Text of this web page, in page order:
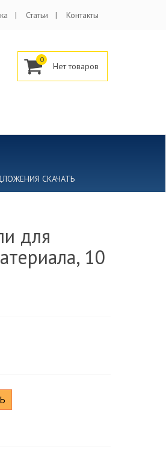
Статьи Контакты
0
СКАЧАТЬ
для
10